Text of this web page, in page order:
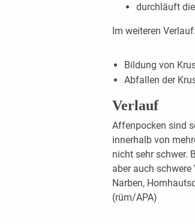
durchläuft
Im weiteren Verlauf:
Bildung von
Abfallen der
Verlauf
Affenpocken sind
innerhalb von
nicht sehr schwer.
aber auch
Narben,
(rüm/APA)